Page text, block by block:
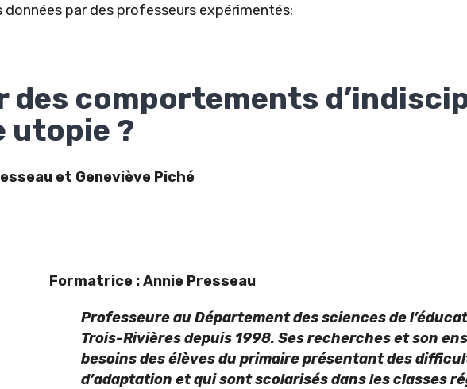
par des professeurs expérimentés:
des comportements
utopie ?
et Geneviève Piché
Formatrice : Annie Presseau
Professeure au Département des sciences de
Trois-Rivières depuis 1998. Ses recherches et son
besoins des élèves du primaire présentant des
d’adaptation et qui sont scolarisés dans les classes